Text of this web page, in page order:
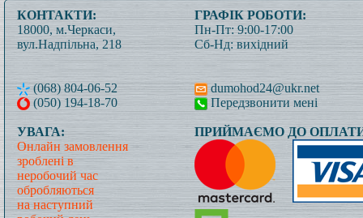
КОНТАКТИ:
18000, м.Черкаси,
вул.Надпільна, 218
(068) 804-06-52
(050) 194-18-70
ГРАФІК РОБОТИ:
Пн-Пт: 9:00-17:00
Сб-Нд: вихідний
dumohod24@ukr.net
Передзвонити мені
УВАГА:
Онлайн замовлення
зроблені в
неробочий час
обробляються
на наступний
ПРИЙМАЄМО ДО